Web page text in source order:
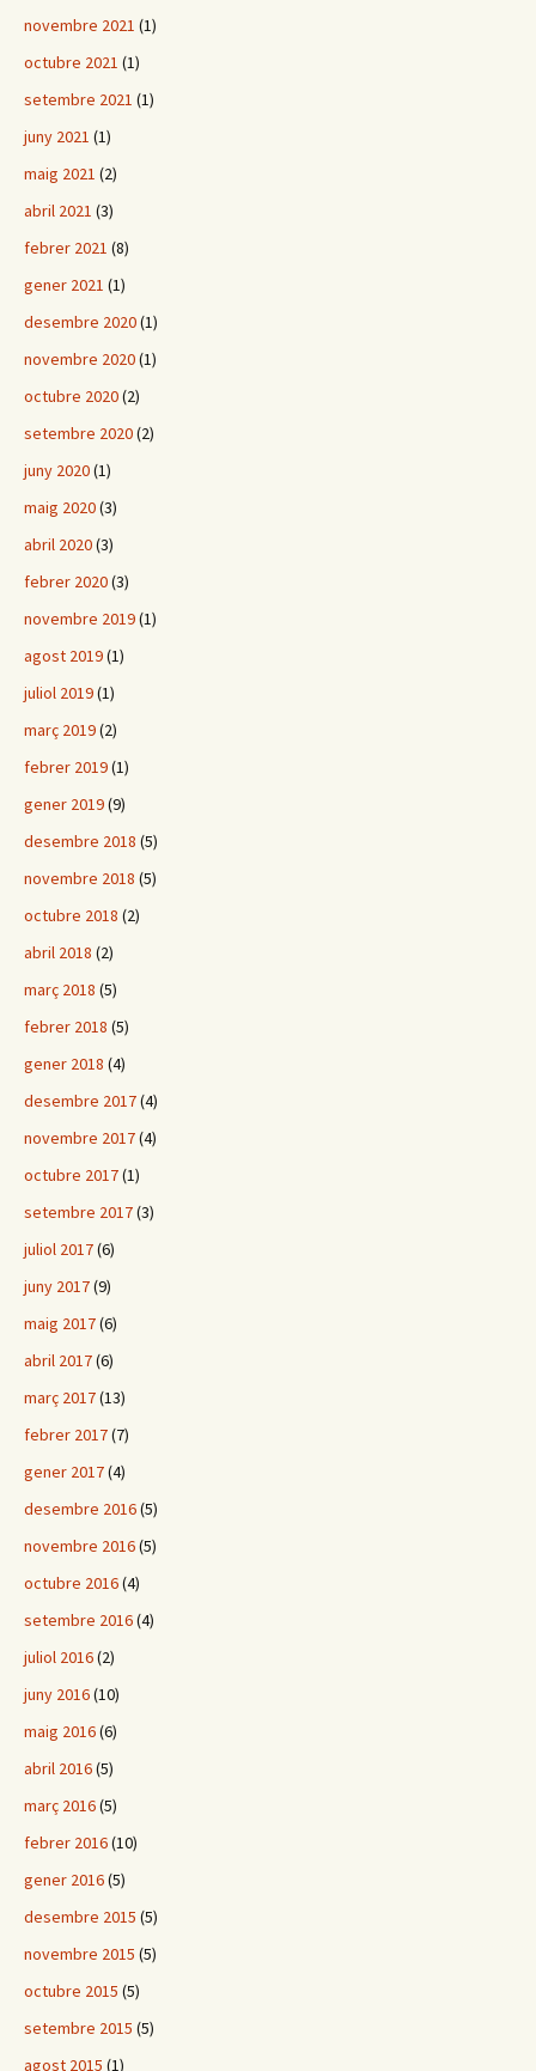
novembre 2021 (1)
octubre 2021 (1)
setembre 2021 (1)
juny 2021 (1)
maig 2021 (2)
abril 2021 (3)
febrer 2021 (8)
gener 2021 (1)
desembre 2020(1)
novembre 2020(1)
octubre 2020(2)
setembre 2020(2)
juny 2020(1)
maig 2020(3)
abril 2020(3)
febrer 2020(3)
novembre 2019(1)
agost 2019(1)
juliol 2019(1)
març 2019(2)
febrer 2019(1)
gener 2019(9)
desembre 2018 (5)
novembre 2018 (5)
octubre 2018 (2)
abril 2018 (2)
març 2018 (5)
febrer 2018 (5)
gener 2018 (4)
desembre 2017(4)
novembre 2017(4)
octubre 2017(1)
setembre 2017(3)
juliol 2017(6)
juny 2017(9)
maig 2017(6)
abril 2017(6)
març 2017(13)
febrer 2017(7)
gener 2017(4)
desembre 2016(5)
novembre 2016(5)
octubre 2016(4)
setembre 2016(4)
juliol 2016(2)
juny 2016(10)
maig 2016(6)
abril 2016(5)
març 2016(5)
febrer 2016(10)
gener 2016(5)
desembre 2015 (5)
novembre 2015 (5)
octubre 2015 (5)
setembre 2015 (5)
agost 2015 (1)